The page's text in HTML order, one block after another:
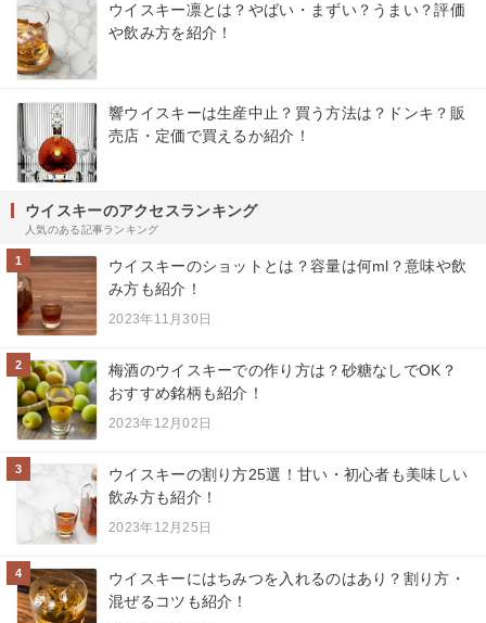
ウイスキー凛とは？やばい・まずい？うまい？評価
や飲み方を紹介！
響ウイスキーは生産中止？買う方法は？ドンキ？販
売店・定価で買えるか紹介！
ウイスキーのアクセスランキング
人気のある記事ランキング
1
ウイスキーのショットとは？容量は何ml？意味や飲
み方も紹介！
2023年11月30日
2
梅酒のウイスキーでの作り方は？砂糖なしでOK？
おすすめ銘柄も紹介！
2023年12月02日
3
ウイスキーの割り方25選！甘い・初心者も美味しい
飲み方も紹介！
2023年12月25日
4
ウイスキーにはちみつを入れるのはあり？割り方・
混ぜるコツも紹介！